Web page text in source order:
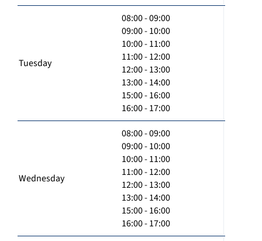
Tuesday
08:00 - 09:00
09:00 - 10:00
10:00 - 11:00
11:00 - 12:00
12:00 - 13:00
13:00 - 14:00
15:00 - 16:00
16:00 - 17:00
Wednesday
08:00 - 09:00
09:00 - 10:00
10:00 - 11:00
11:00 - 12:00
12:00 - 13:00
13:00 - 14:00
15:00 - 16:00
16:00 - 17:00